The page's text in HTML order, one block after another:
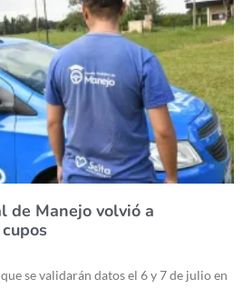
de Manejo volvió a
se validarán datos el 6 y 7 de julio en